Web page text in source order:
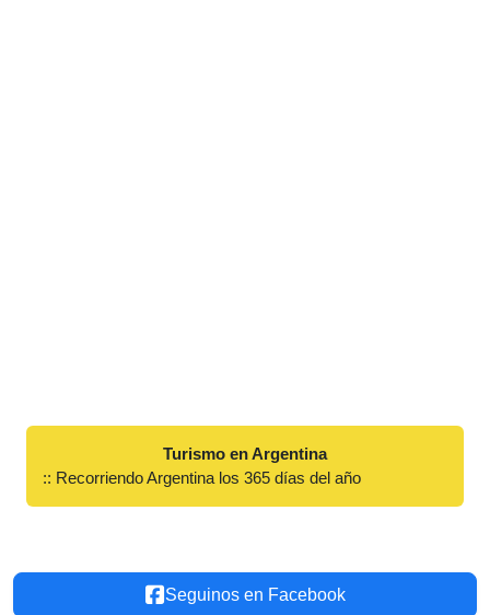
Turismo en Argentina
:: Recorriendo Argentina los 365 días del año
Seguinos en Facebook